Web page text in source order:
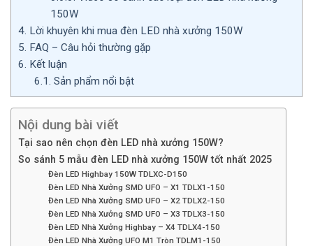
150W
4. Lời khuyên khi mua đèn LED nhà xưởng 150W
5. FAQ – Câu hỏi thường gặp
6. Kết luận
6.1. Sản phẩm nổi bật
Nội dung bài viết
Tại sao nên chọn đèn LED nhà xưởng 150W?
So sánh 5 mẫu đèn LED nhà xưởng 150W tốt nhất 2025
Đèn LED Highbay 150W TDLXC-D150
Đèn LED Nhà Xưởng SMD UFO – X1 TDLX1-150
Đèn LED Nhà Xưởng SMD UFO – X2 TDLX2-150
Đèn LED Nhà Xưởng SMD UFO – X3 TDLX3-150
Đèn LED Nhà Xưởng Highbay – X4 TDLX4-150
Đèn LED Nhà Xưởng UFO M1 Tròn TDLM1-150